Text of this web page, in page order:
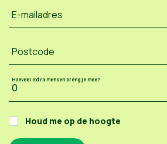
E-mailadres
Postcode
Hoeveel extra mensen breng je mee?
Houd me op de hoogte